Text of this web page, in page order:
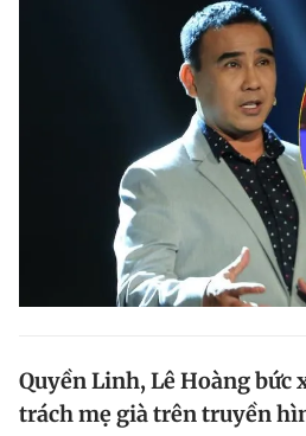
Quyền Linh, Lê Hoàng bức
trách mẹ già trên truyền